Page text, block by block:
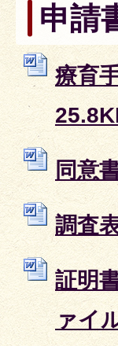
申請
療育
同意
調査
証明
ァイ